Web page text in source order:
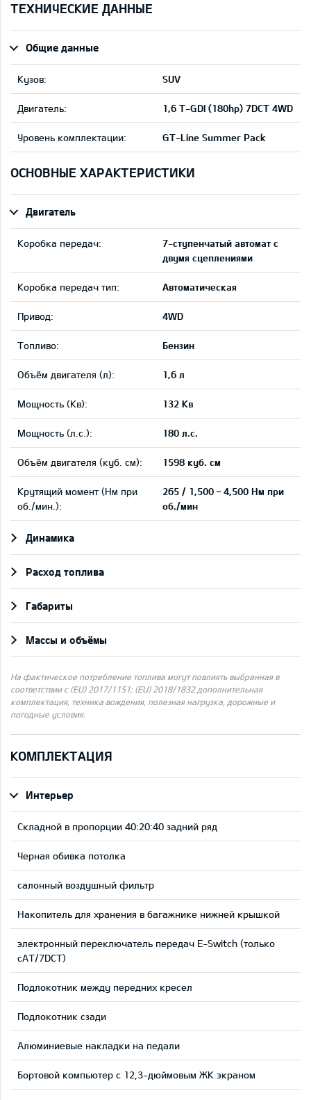
ТЕХНИЧЕСКИЕ ДАННЫЕ
Общие данные
Кузов: SUV
Двигатель: 1,6 T-GDI (180hp) 7DCT 4WD
Уровень комплектации: GT-Line Summer Pack
ОСНОВНЫЕ ХАРАКТЕРИСТИКИ
Двигатель
Коробка передач:
7-ступенчатый автомат с
двумя сцеплениями
Коробка передач тип: Автоматическая
Привод: 4WD
Tопливо: Бензин
Объём двигателя (л): 1,6 л
Мощность (Кв): 132 Кв
Мощность (л.с.): 180 л.с.
Объём двигателя (куб. см): 1598 куб. см
Крутящий момент (Нм при
об./мин.):
265 / 1,500 ~ 4,500 Нм при
об./мин
Динамика
Pасход топлива
Габариты
Массы и объёмы
На фактическое потребление топлива могут повлиять выбранная в
соответствии с (EU) 2017/1151; (EU) 2018/1832 дополнительная
комплектация, техника вождения, полезная нагрузка, дорожные и
погодные условия.
КОМПЛЕКТАЦИЯ
Интерьер
Складной в пропорции 40:20:40 задний ряд
Черная обивка потолка
салонный воздушный фильтр
Накопитель для хранения в багажнике нижней крышкой
электронный переключатель передач E-Switch (только
сAT/7DCT)
Подлокотник между передних кресел
Подлокотник сзади
Aлюминиевые накладки на педали
Бортовой компьютер с 12,3-дюймовым ЖК экраном